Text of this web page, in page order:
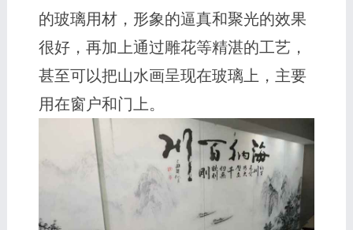
的玻璃用材，形象的逼真和聚光的效果
很好，再加上通过雕花等精湛的工艺，
甚至可以把山水画呈现在玻璃上，主要
用在窗户和门上。